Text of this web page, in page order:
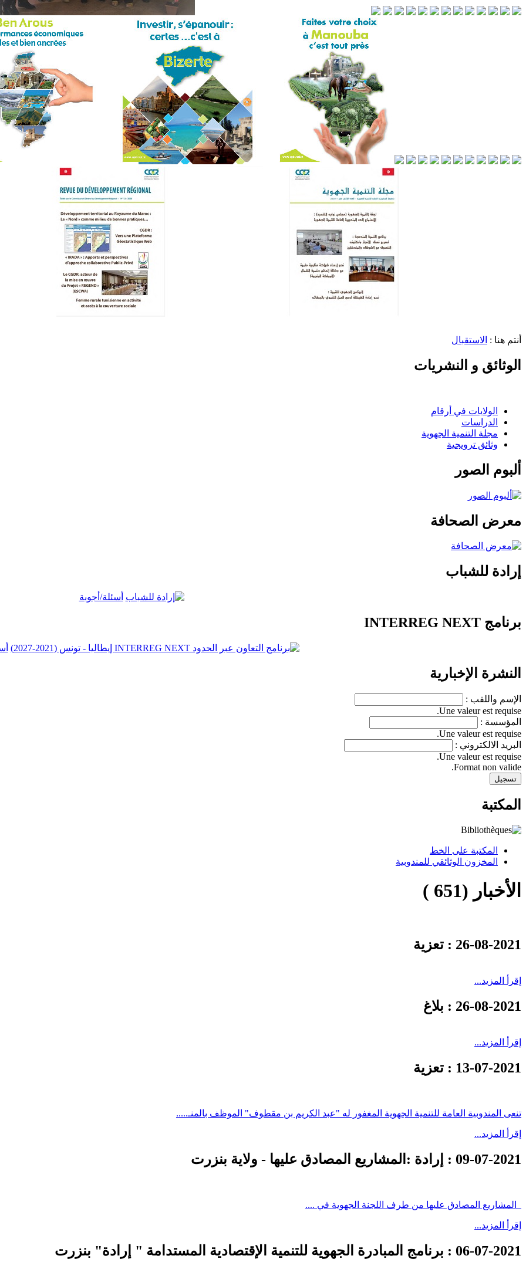
أنتم هنا : الاستقبال
الوثائق و النشريات
الولايات في أرقام
الدراسات
مجلة التنمية الجهوية
وثائق ترويجية
ألبوم الصور
معرض الصحافة
إرادة للشباب
أسئلة/أجوبة
برنامج INTERREG NEXT
النشرة الإخبارية
الإسم واللقب :
Une valeur est requise.
المؤسسة :
Une valeur est requise.
البريد الالكتروني :
Une valeur est requise.
Format non valide.
المكتبة
المكتبة على الخط
المخزون الوثائقي للمندوبية
الأخبار (651 )
26-08-2021 : تعزية
إقرأ المزيد...
26-08-2021 : بلاغ
إقرأ المزيد...
13-07-2021 : تعزية
تنعى المندوبية العامة للتنمية الجهوية المغفور له "عبد الكريم بن مقطوف" الموظف بالمنـ.....
إقرأ المزيد...
09-07-2021 : إرادة :المشاريع المصادق عليها - ولاية بنزرت
المشاريع المصادق عليها من طرف اللجنة الجهوية في ....
إقرأ المزيد...
06-07-2021 : برنامج المبادرة الجهوية للتنمية الإقتصادية المستدامة " إرادة" بنزرت